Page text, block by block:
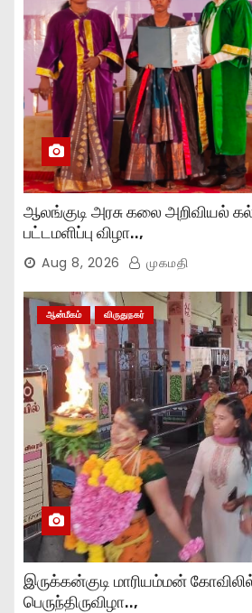
ஆலங்குடி அரசு கலை அறிவியல்
பட்டமளிப்பு விழா..,
Aug 8, 2026 முகமதி
ஆன்மீகம் விருதுநகர்
இருக்கன்குடி மாரியம்மன்
பெருந்திருவிழா..,